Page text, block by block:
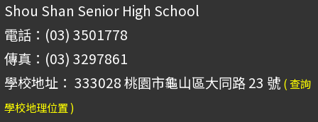
Shou Shan Senior High School
電話：(03) 3501778
傳真：(03) 3297861
學校地址： 333028 桃園市龜山區大同路 23 號 ( 查詢
學校地理位置 )